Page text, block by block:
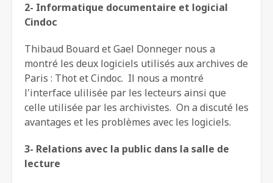
2- Informatique documentaire et logicial
Cindoc
Thibaud Bouard et Gael Donneger nous a
montré les deux logiciels utilisés aux archives de
Paris : Thot et Cindoc. Il nous a montré
l'interface ulilisée par les lecteurs ainsi que
celle utilisée par les archivistes. On a discuté les
avantages et les problèmes avec les logiciels.
3- Relations avec la public dans la salle de
lecture